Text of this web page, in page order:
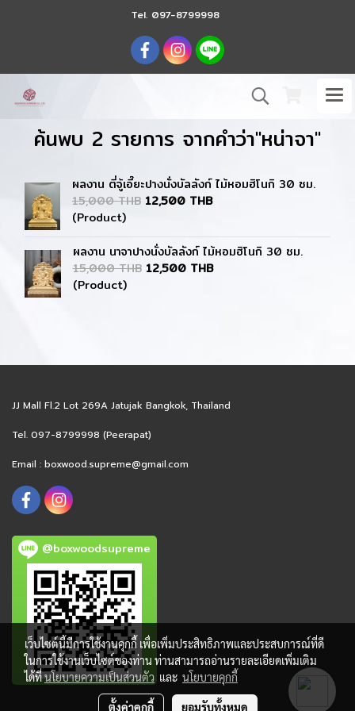
Tel. 097-8799998
ค้นพบ 2 รายการ จากคำว่า"หน่าจา"
ผลงาน ตี่จู้เอี๊ยะปางนั่งบัลลังก์ ไม้หอมฮิโนกิ 30 ซม.
15,000 THB 12,500 THB
(Product)
ผลงาน นาจาปางนั่งบัลลังก์ ไม้หอมฮิโนกิ 30 ซม.
15,000 THB 12,500 THB
(Product)
JJ Mall Fl.2 Lot 269A Jatujak Bangkok, Thailand
Tel. 097-8799998 (Peerapat)
Email : boxwood.supreme@gmail.com
@boxwoodsupreme
เว็บไซต์นี้มีการใช้งานคุกกี้ เพื่อเพิ่มประสิทธิภาพและประสบการณ์ที่ดี
ในการใช้งานเว็บไซต์ของท่าน ท่านสามารถอ่านรายละเอียดเพิ่มเติม
ได้ที่นโยบายความเป็นส่วนตัว และ นโยบายคุกกี้
ตั้งค่าคุกกี้ ยอมรับทั้งหมด